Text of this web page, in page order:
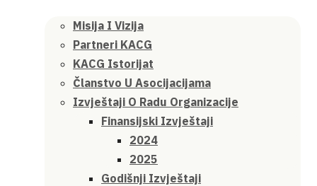
Misija I Vizija
Partneri KACG
KACG Istorijat
Članstvo U Asocijacijama
Izvještaji O Radu Organizacije
Finansijski Izvještaji
2024
2025
Godišnji Izvještaji